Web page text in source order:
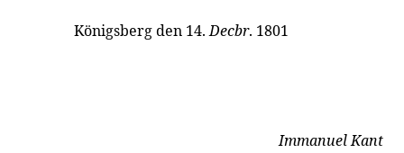
Königsberg den 14.Decbr. 1801
Immanuel Kant